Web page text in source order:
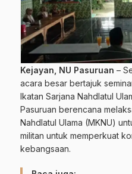
Kejayan, NU Pasuruan –
acara besar bertajuk
Ikatan Sarjana Nahdlatul
Pasuruan berencana
Nahdlatul Ulama (MKNU)
militan untuk memperkuat
kebangsaan.